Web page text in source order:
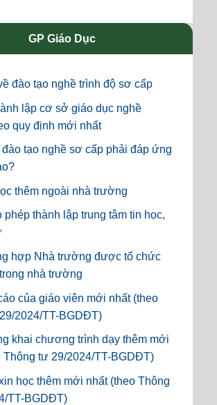
GP Giáo Dục
đào tạo nghề trình độ sơ cấp
lập cơ sở giáo dục nghề
quy định mới nhất
tạo nghề sơ cấp phải đáp ứng
thêm ngoài nhà trường
phép thành lập trung tâm tin học,
hợp Nhà trường được tổ chức
nhà trường
của giáo viên mới nhất (theo
2024/TT-BGDĐT)
khai chương trình dạy thêm mới
Thông tư 29/2024/TT-BGDĐT)
học thêm mới nhất (theo Thông
TT-BGDĐT)